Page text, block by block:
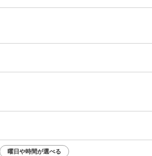
曜日や時間が選べる